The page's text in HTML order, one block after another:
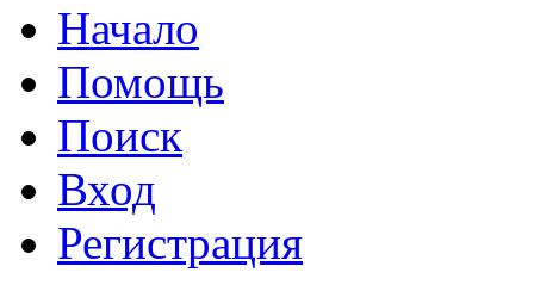
Начало
Помощь
Поиск
Вход
Регистрация